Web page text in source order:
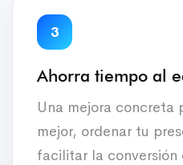
3
Ahorra tiempo al
Una mejora concreta
mejor, ordenar tu
facilitar la conversión